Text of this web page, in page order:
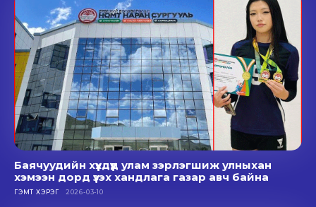
Баячуудийн хүүхдүүд улам зэрлэгшиж улныхан
хэмээн дорд үзэх хандлага газар авч байна
ГЭМТ ХЭРЭГ 2026-03-10